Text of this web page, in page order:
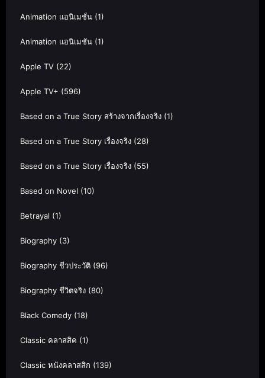
Animation แอนิเมชั่น (1)
Animation แอนิเมชัน (1)
Apple TV (22)
Apple TV+ (596)
Based on a True Story สร้างจากเรื่องจริง (1)
Based on a True Story เรื่องจริง (28)
Based on a True Story เรื่องจริง (55)
Based on Novel (10)
Betrayal (1)
Biography (3)
Biography ชีวประวัติ (96)
Biography ชีวิตจริง (80)
Black Comedy (18)
Classic คลาสสิค (1)
Classic หนังคลาสสิก (139)